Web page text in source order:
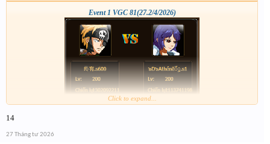
Event 1 VGC 81(27.2/4/2026)
Click to expand...
14
27 Tháng tư 2026